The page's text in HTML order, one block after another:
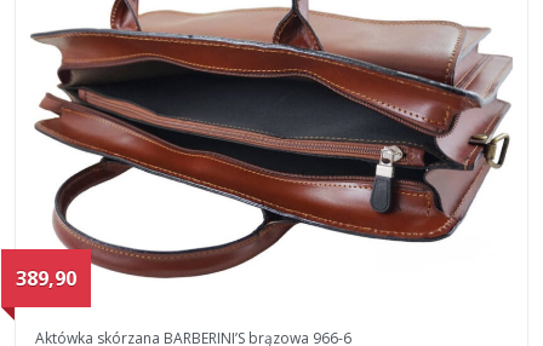
389,90
Aktówka skórzana BARBERINI’S brązowa 966-6